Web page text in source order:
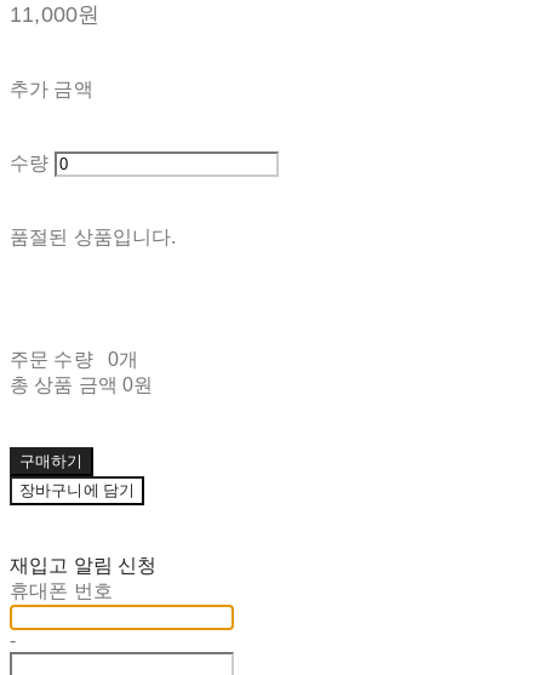
11,000원
추가 금액
수량
품절된 상품입니다.
주문 수량
0개
총 상품 금액 0원
구매하기
장바구니에 담기
재입고 알림 신청
휴대폰 번호
-